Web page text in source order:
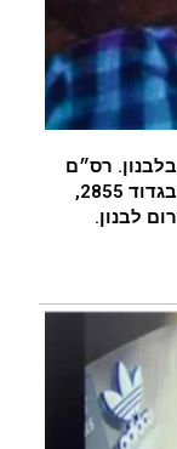
רס״ם
(מיל׳) תמיר וקנין, בן 33, מאילת, לוחם בגדוד 2855,